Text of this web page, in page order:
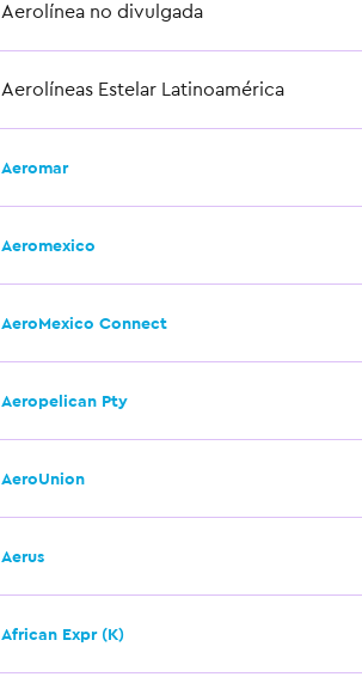
Aerolínea no divulgada
Aerolíneas Estelar Latinoamérica
Aeromar
Aeromexico
AeroMexico Connect
Aeropelican Pty
AeroUnion
Aerus
African Expr (K)